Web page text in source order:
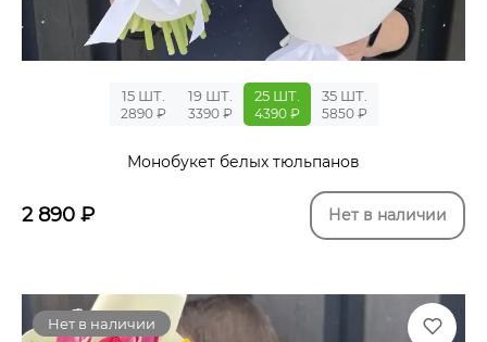
15 ШТ.
2890 ₽
19 ШТ.
3390 ₽
25 ШТ.
4390 ₽
35 ШТ.
5850 ₽
Монобукет белых тюльпанов
2 890 ₽ Нет в наличии
Нет в наличии